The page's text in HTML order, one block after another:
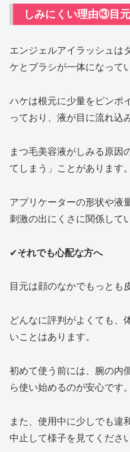
しみにくい理由③目
エンジェルアイラッシュは
ケとブラシが一体になって
ハケは根元に少量をピンポ
っており、液が目に流れ込
まつ毛美容液がしみる原因
てしまう」ことがあります。
アプリケーターの形状や液
刺激の出にくさに関係して
✔それでも心配な方へ
目元は顔のなかでもっとも
どんなに評判がよくても、
いことはあります。
初めて使う前には、腕の内
ら使い始めるのが安心です。
また、使用中に少しでも違
中止して様子を見てください